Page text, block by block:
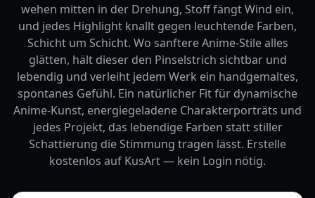
wehen mitten in der Drehung, Stoff fängt Wind ein,
und jedes Highlight knallt gegen leuchtende Farben,
Schicht um Schicht. Wo sanftere Anime-Stile alles
glätten, hält dieser den Pinselstrich sichtbar und
lebendig und verleiht jedem Werk ein handgemaltes,
spontanes Gefühl. Ein natürlicher Fit für dynamische
Anime-Kunst, energiegeladene Charakterporträts und
jedes Projekt, das lebendige Farben statt stiller
Schattierung die Stimmung tragen lässt. Erstelle
kostenlos auf KusArt — kein Login nötig.